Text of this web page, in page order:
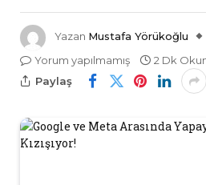
Yazan Mustafa Yörükoğlu
Yorum yapılmamış
2 Dk
Paylaş